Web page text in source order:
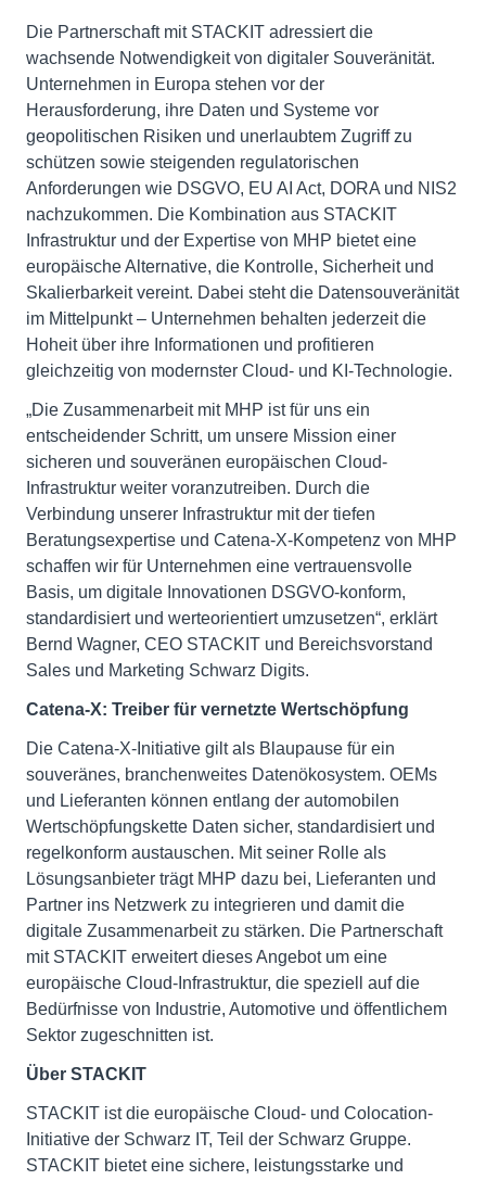
Die Partnerschaft mit STACKIT adressiert die
wachsende Notwendigkeit von digitaler Souveränität.
Unternehmen in Europa stehen vor der
Herausforderung, ihre Daten und Systeme vor
geopolitischen Risiken und unerlaubtem Zugriff zu
schützen sowie steigenden regulatorischen
Anforderungen wie DSGVO, EU AI Act, DORA und NIS2
nachzukommen. Die Kombination aus STACKIT
Infrastruktur und der Expertise von MHP bietet eine
europäische Alternative, die Kontrolle, Sicherheit und
Skalierbarkeit vereint. Dabei steht die Datensouveränität
im Mittelpunkt – Unternehmen behalten jederzeit die
Hoheit über ihre Informationen und profitieren
gleichzeitig von modernster Cloud- und KI-Technologie.
„Die Zusammenarbeit mit MHP ist für uns ein
entscheidender Schritt, um unsere Mission einer
sicheren und souveränen europäischen Cloud-
Infrastruktur weiter voranzutreiben. Durch die
Verbindung unserer Infrastruktur mit der tiefen
Beratungsexpertise und Catena-X-Kompetenz von MHP
schaffen wir für Unternehmen eine vertrauensvolle
Basis, um digitale Innovationen DSGVO-konform,
standardisiert und werteorientiert umzusetzen“, erklärt
Bernd Wagner, CEO STACKIT und Bereichsvorstand
Sales und Marketing Schwarz Digits.
Catena-X: Treiber für vernetzte Wertschöpfung
Die Catena-X-Initiative gilt als Blaupause für ein
souveränes, branchenweites Datenökosystem. OEMs
und Lieferanten können entlang der automobilen
Wertschöpfungskette Daten sicher, standardisiert und
regelkonform austauschen. Mit seiner Rolle als
Lösungsanbieter trägt MHP dazu bei, Lieferanten und
Partner ins Netzwerk zu integrieren und damit die
digitale Zusammenarbeit zu stärken. Die Partnerschaft
mit STACKIT erweitert dieses Angebot um eine
europäische Cloud-Infrastruktur, die speziell auf die
Bedürfnisse von Industrie, Automotive und öffentlichem
Sektor zugeschnitten ist.
Über STACKIT
STACKIT ist die europäische Cloud- und Colocation-
Initiative der Schwarz IT, Teil der Schwarz Gruppe.
STACKIT bietet eine sichere, leistungsstarke und